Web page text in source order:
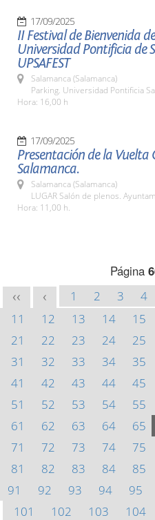
17/09/2025
II Festival de Bienvenida
Universidad Pontificia de
UPSAFEST
Salamanca (Salamanca)
Parking. Universidad Pontificia
Hora: 16,00 h
17/09/2025
Presentación de la Vuelta
Salamanca.
Salamanca (Salamanca)
LUGAR Salón de plenos.
Hora: 11,00 h.
Página
<< < 1 2 3 4
11
12 13 14 15
21
22 23 24 25
31
32 33 34 35
41
42 43 44 45
51
52 53 54 55
61
62 63 64 65
71
72 73 74 75
81
82 83 84 85
91
92 93 94 95
101
102 103 104